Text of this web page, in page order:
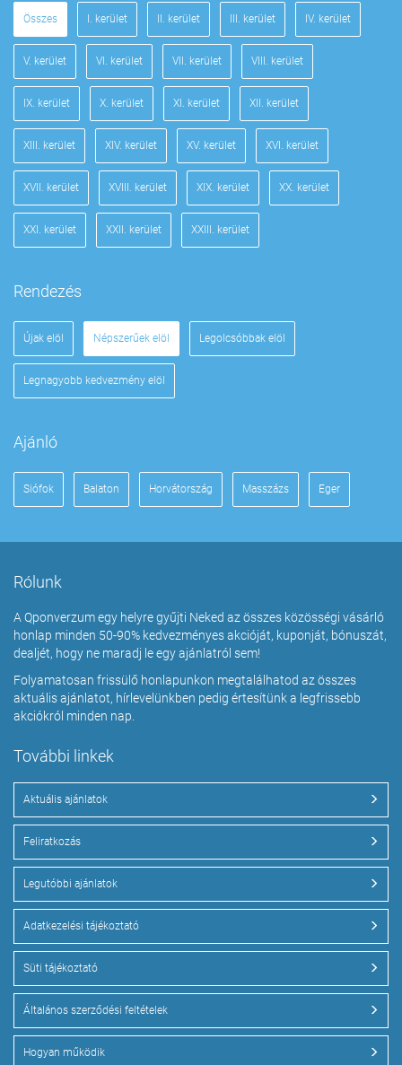
Összes I. kerület II. kerület III. kerület IV. kerület
V. kerület VI. kerület VII. kerület VIII. kerület
IX. kerület X. kerület XI. kerület XII. kerület
XIII. kerület XIV. kerület XV. kerület XVI. kerület
XVII. kerület XVIII. kerület XIX. kerület XX. kerület
XXI. kerület XXII. kerület XXIII. kerület
Rendezés
Újak elöl Népszerűek elöl Legolcsóbbak elöl
Legnagyobb kedvezmény elöl
Ajánló
Siófok Balaton Horvátország Masszázs Eger
Rólunk
A Qponverzum egy helyre gyűjti Neked az összes közösségi vásárló
honlap minden 50-90% kedvezményes akcióját, kuponját, bónuszát,
dealjét, hogy ne maradj le egy ajánlatról sem!
Folyamatosan frissülő honlapunkon megtalálhatod az összes
aktuális ajánlatot, hírlevelünkben pedig értesítünk a legfrissebb
akciókról minden nap.
További linkek
Aktuális ajánlatok
Feliratkozás
Legutóbbi ajánlatok
Adatkezelési tájékoztató
Süti tájékoztató
Általános szerződési feltételek
Hogyan működik